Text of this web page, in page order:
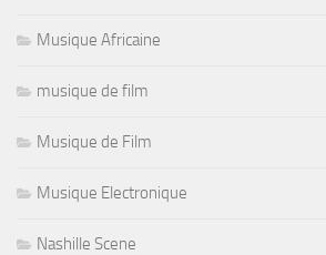
Musique Africaine
musique de film
Musique de Film
Musique Electronique
Nashille Scene